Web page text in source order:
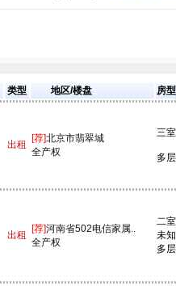
类型 地区/楼盘 房型
出租
[荐]北京市翡翠城
全产权
三
多
出租
[荐]河南省502电信家属..
全产权
二
未知
多